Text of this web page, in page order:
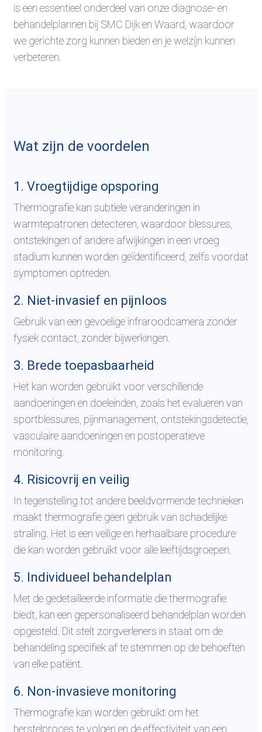
is een essentieel onderdeel van onze diagnose- en
behandelplannen bij SMC Dijk en Waard, waardoor
we gerichte zorg kunnen bieden en je welzijn kunnen
verbeteren.
Wat zijn de voordelen
1. Vroegtijdige opsporing
Thermografie kan subtiele veranderingen in
warmtepatronen detecteren, waardoor blessures,
ontstekingen of andere afwijkingen in een vroeg
stadium kunnen worden geïdentificeerd, zelfs voordat
symptomen optreden.
2. Niet-invasief en pijnloos
Gebruik van een gevoelige infraroodcamera zonder
fysiek contact, zonder bijwerkingen.
3. Brede toepasbaarheid
Het kan worden gebruikt voor verschillende
aandoeningen en doeleinden, zoals het evalueren van
sportblessures, pijnmanagement, ontstekingsdetectie,
vasculaire aandoeningen en postoperatieve
monitoring.
4. Risicovrij en veilig
In tegenstelling tot andere beeldvormende technieken
maakt thermografie geen gebruik van schadelijke
straling. Het is een veilige en herhaalbare procedure
die kan worden gebruikt voor alle leeftijdsgroepen.
5. Individueel behandelplan
Met de gedetailleerde informatie die thermografie
biedt, kan een gepersonaliseerd behandelplan worden
opgesteld. Dit stelt zorgverleners in staat om de
behandeling specifiek af te stemmen op de behoeften
van elke patiënt.
6. Non-invasieve monitoring
Thermografie kan worden gebruikt om het
herstelproces te volgen en de effectiviteit van een